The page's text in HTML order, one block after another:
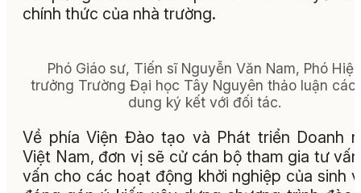
chính thức của nhà trường.
Phó Giáo sư, Tiến sĩ Nguyễn Văn Nam, Phó Hiệu
trưởng Trường Đại học Tây Nguyên thảo luận các
dung ký kết với đối tác.
Về phía Viện Đào tạo và Phát triển Doanh
Việt Nam, đơn vị sẽ cử cán bộ tham gia tư
vấn cho các hoạt động khởi nghiệp của sinh